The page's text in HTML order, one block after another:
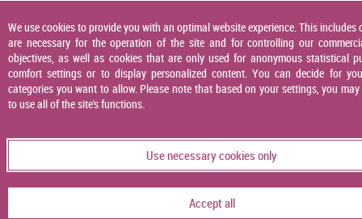
We use cookies to provide you with an optimal website experience. This includes
are necessary for the operation of the site and for controlling our
objectives, as well as cookies that are only used for anonymous statistical
comfort settings or to display personalized content. You can decide for
categories you want to allow. Please note that based on your settings, you
to use all of the site's functions.
Use necessary cookies only
Accept all